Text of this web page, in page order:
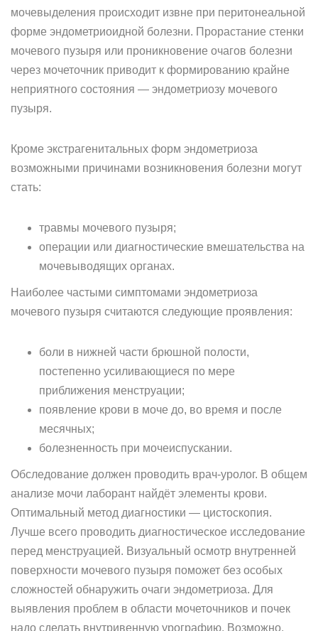
мочевыделения происходит извне при перитонеальной
форме эндометриоидной болезни. Прорастание стенки
мочевого пузыря или проникновение очагов болезни
через мочеточник приводит к формированию крайне
неприятного состояния — эндометриозу мочевого
пузыря.
Кроме экстрагенитальных форм эндометриоза
возможными причинами возникновения болезни могут
стать:
травмы мочевого пузыря;
операции или диагностические вмешательства на
мочевыводящих органах.
Наиболее частыми симптомами эндометриоза
мочевого пузыря считаются следующие проявления:
боли в нижней части брюшной полости,
постепенно усиливающиеся по мере
приближения менструации;
появление крови в моче до, во время и после
месячных;
болезненность при мочеиспускании.
Обследование должен проводить врач-уролог. В общем
анализе мочи лаборант найдёт элементы крови.
Оптимальный метод диагностики — цистоскопия.
Лучше всего проводить диагностическое исследование
перед менструацией. Визуальный осмотр внутренней
поверхности мочевого пузыря поможет без особых
сложностей обнаружить очаги эндометриоза. Для
выявления проблем в области мочеточников и почек
надо сделать внутривенную урографию. Возможно,